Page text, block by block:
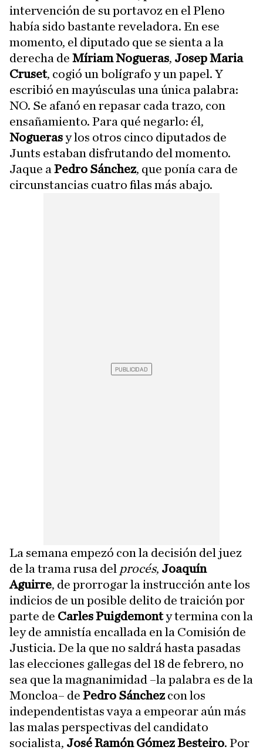
intervención de su portavoz en el Pleno
había sido bastante reveladora. En ese
momento, el diputado que se sienta a la
derecha de Míriam Nogueras, Josep Maria
Cruset, cogió un bolígrafo y un papel. Y
escribió en mayúsculas una única palabra:
NO. Se afanó en repasar cada trazo, con
ensañamiento. Para qué negarlo: él,
Noguerasy los otros cinco diputados de
Junts estaban disfrutando del momento.
Jaque a Pedro Sánchez, que ponía cara de
circunstancias cuatro filas más abajo.
La semana empezó con la decisión del juez
de la trama rusa del procés, Joaquín
Aguirre, de prorrogar la instrucción ante los
indicios de un posible delito de traición por
parte de Carles Puigdemonty termina con la
ley de amnistía encallada en la Comisión de
Justicia. De la que no saldrá hasta pasadas
las elecciones gallegas del 18 de febrero, no
sea que la magnanimidad –la palabra es de la
Moncloa– de Pedro Sánchezcon los
independentistas vaya a empeorar aún más
las malas perspectivas del candidato
socialista, José Ramón Gómez Besteiro. Por